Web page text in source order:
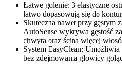
Łatwe golenie: 3 elastyczne
łatwo dopasowują się do
Skuteczna nawet przy gęstym
AutoSense wykrywa gęstość
chwyta oraz ścina więcej
System EasyClean: Umożliwia
bez zdejmowania głowicy